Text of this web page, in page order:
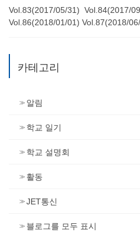
Vol.83(2017/05/31) Vol.84(2017/
Vol.86(2018/01/01) Vol.87(2018/
카테고리
알림
학교 일기
학교 설명회
활동
JET통신
블로그를 모두 표시